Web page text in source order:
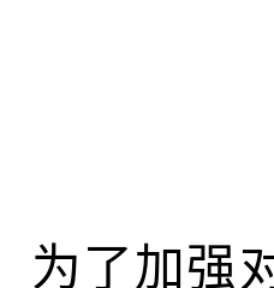
为了加强